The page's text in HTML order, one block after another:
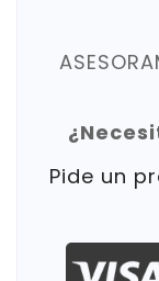
Pide un